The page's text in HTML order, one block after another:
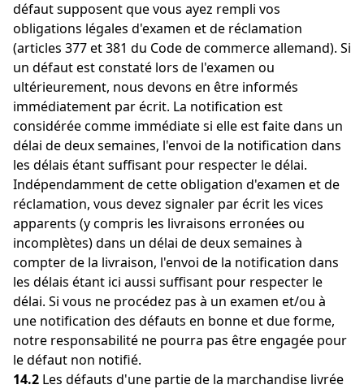
défaut supposent que vous ayez rempli vos
obligations légales d'examen et de réclamation
(articles 377 et 381 du Code de commerce allemand). Si
un défaut est constaté lors de l'examen ou
ultérieurement, nous devons en être informés
immédiatement par écrit. La notification est
considérée comme immédiate si elle est faite dans un
délai de deux semaines, l'envoi de la notification dans
les délais étant suffisant pour respecter le délai.
Indépendamment de cette obligation d'examen et de
réclamation, vous devez signaler par écrit les vices
apparents (y compris les livraisons erronées ou
incomplètes) dans un délai de deux semaines à
compter de la livraison, l'envoi de la notification dans
les délais étant ici aussi suffisant pour respecter le
délai. Si vous ne procédez pas à un examen et/ou à
une notification des défauts en bonne et due forme,
notre responsabilité ne pourra pas être engagée pour
le défaut non notifié.
14.2 Les défauts d'une partie de la marchandise livrée